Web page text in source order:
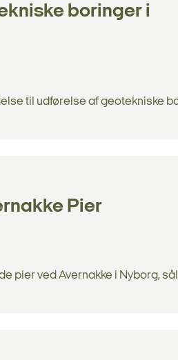
boringer i
til udførelse af geotekniske
Pier
pier ved Avernakke i Nyborg,